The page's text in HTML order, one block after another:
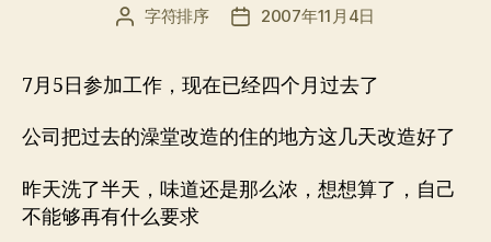
文
者
字符排序
发
期
2007年11月4日
7月5日参加工作，现在已经四个月过去了
公司把过去的澡堂改造的住的地方这几天改造好了
昨天洗了半天，味道还是那么浓，想想算了，自己
不能够再有什么要求